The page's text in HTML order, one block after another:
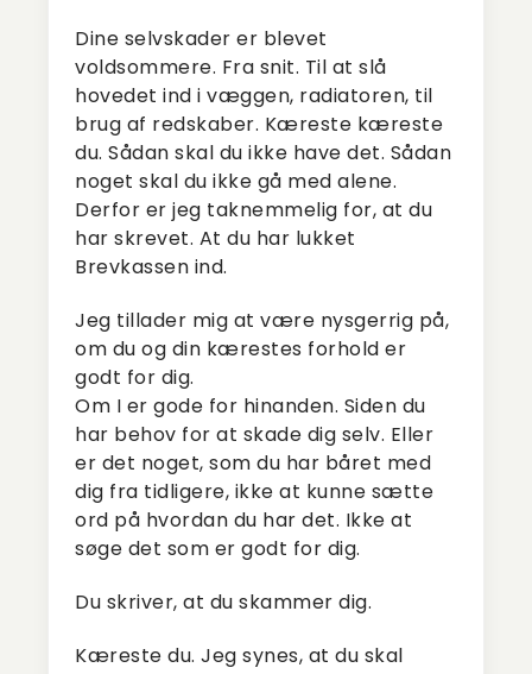
Dine selvskader er blevet
voldsommere. Fra snit. Til at slå
hovedet ind i væggen, radiatoren, til
brug af redskaber. Kæreste kæreste
du. Sådan skal du ikke have det. Sådan
noget skal du ikke gå med alene.
Derfor er jeg taknemmelig for, at du
har skrevet. At du har lukket
Brevkassen ind.
Jeg tillader mig at være nysgerrig på,
om du og din kærestes forhold er
godt for dig.
Om I er gode for hinanden. Siden du
har behov for at skade dig selv. Eller
er det noget, som du har båret med
dig fra tidligere, ikke at kunne sætte
ord på hvordan du har det. Ikke at
søge det som er godt for dig.
Du skriver, at du skammer dig.
Kæreste du. Jeg synes, at du skal